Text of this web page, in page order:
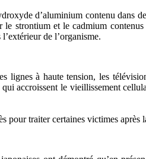
d’aluminium contenu dans
strontium et le cadmium contenus
de l’organisme.
lignes à haute tension, les
accroissent le vieillissement
pour traiter certaines victimes après